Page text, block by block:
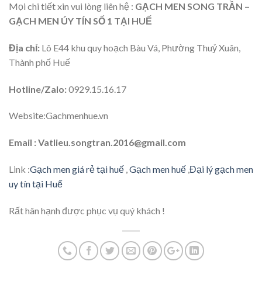
Mọi chi tiết xin vui lòng liên hệ : GẠCH MEN SONG TRẦN –
GẠCH MEN ÚY TÍN SỐ 1 TẠI HUẾ
Địa chỉ: Lô E44 khu quy hoạch Bàu Vá, Phường Thuỷ Xuân,
Thành phố Huế
Hotline/Zalo:0929.15.16.17
Website:Gachmenhue.vn
Email : Vatlieu.songtran.2016@gmail.com
Link :Gạch men giá rẻ tại huế ,Gạch men huế ,Đại lý gạch men
uy tín tại Huế
Rất hân hạnh được phục vụ quý khách !